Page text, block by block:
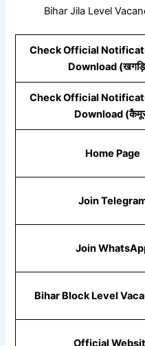
Bihar Jila Level
Check Official
Download
Check Official
Download
Home Page
Join
Join
Bihar Block Level
Official